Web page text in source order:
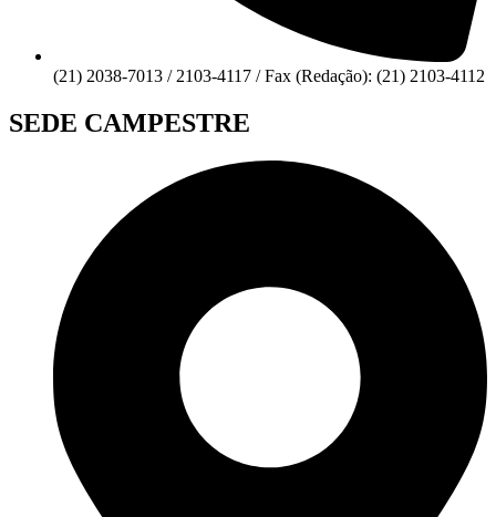
(21) 2038-7013 / 2103-4117 / Fax (Redação): (21) 2103-4112
SEDE CAMPESTRE